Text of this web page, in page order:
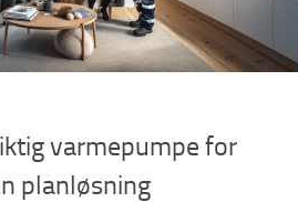
varmepumpe for
planløsning